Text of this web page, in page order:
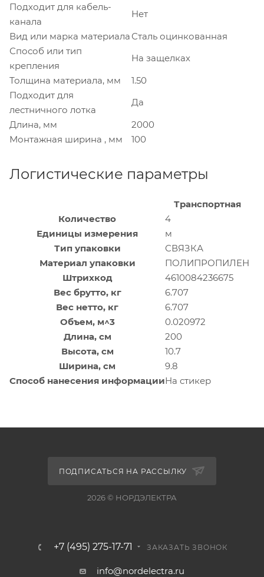
Подходит для кабель-
канала
Нет
Вид или марка материала Сталь оцинкованная
Способ или тип
крепления
На защелках
Толщина материала, мм
1.50
Подходит для
лестничного лотка
Да
Длина, мм
2000
Монтажная ширина , мм
100
Логистические параметры
Транспортная
Количество
4
Единицы измерения
м
Тип упаковки
СВЯЗКА
Материал упаковки
ПОЛИПРОПИЛЕН
Штрихкод
4610084236675
Вес брутто, кг
6.707
Вес нетто, кг
6.707
Объем, м^3
0.020972
Длина, см
200
Высота, см
10.7
Ширина, см
9.8
Способ нанесения информацииНа стикер
ПОДПИСАТЬСЯ НА РАССЫЛКУ
2026 © НОРДЭЛЕКТРА
+7 (495) 275-17-71 ЗАКАЗАТЬ ЗВОНОК
info@nordelectra.ru